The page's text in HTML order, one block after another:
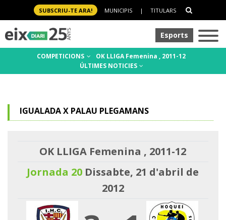
SUBSCRIU-TE ARA! MUNICIPIS | TITULARS
Esports
COMPETICIONS
OK LLIGA Femenina , 2011-12
ÚLTIMES NOTICIES
IGUALADA X PALAU PLEGAMANS
OK LLIGA Femenina , 2011-12
Jornada 20 Dissabte, 21 d'abril de
2012